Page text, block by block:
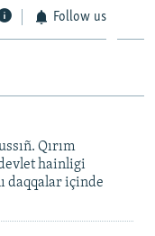
Follow us
Qırım
hainligi
daqqalar içinde